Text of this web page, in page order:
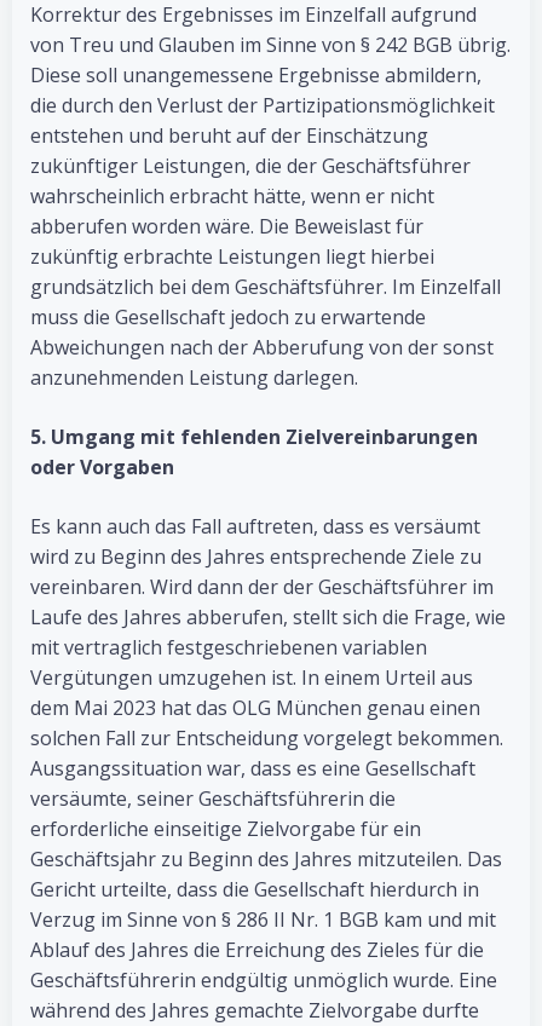
Korrektur des Ergebnisses im Einzelfall aufgrund
von Treu und Glauben im Sinne von § 242 BGB übrig.
Diese soll unangemessene Ergebnisse abmildern,
die durch den Verlust der Partizipationsmöglichkeit
entstehen und beruht auf der Einschätzung
zukünftiger Leistungen, die der Geschäftsführer
wahrscheinlich erbracht hätte, wenn er nicht
abberufen worden wäre. Die Beweislast für
zukünftig erbrachte Leistungen liegt hierbei
grundsätzlich bei dem Geschäftsführer. Im Einzelfall
muss die Gesellschaft jedoch zu erwartende
Abweichungen nach der Abberufung von der sonst
anzunehmenden Leistung darlegen.
5. Umgang mit fehlenden Zielvereinbarungen
oder Vorgaben
Es kann auch das Fall auftreten, dass es versäumt
wird zu Beginn des Jahres entsprechende Ziele zu
vereinbaren. Wird dann der der Geschäftsführer im
Laufe des Jahres abberufen, stellt sich die Frage, wie
mit vertraglich festgeschriebenen variablen
Vergütungen umzugehen ist. In einem Urteil aus
dem Mai 2023 hat das OLG München genau einen
solchen Fall zur Entscheidung vorgelegt bekommen.
Ausgangssituation war, dass es eine Gesellschaft
versäumte, seiner Geschäftsführerin die
erforderliche einseitige Zielvorgabe für ein
Geschäftsjahr zu Beginn des Jahres mitzuteilen. Das
Gericht urteilte, dass die Gesellschaft hierdurch in
Verzug im Sinne von § 286 II Nr. 1 BGB kam und mit
Ablauf des Jahres die Erreichung des Zieles für die
Geschäftsführerin endgültig unmöglich wurde. Eine
während des Jahres gemachte Zielvorgabe durfte